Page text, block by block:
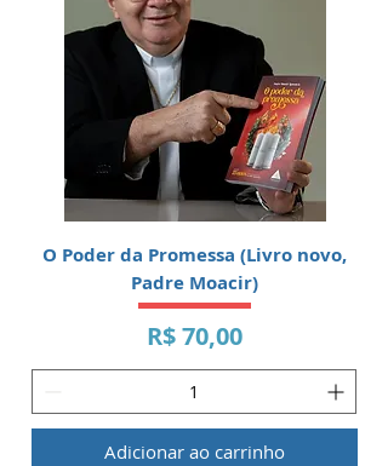
O Poder da Promessa (Livro novo,
Padre Moacir)
Preço
R$ 70,00
Adicionar ao carrinho